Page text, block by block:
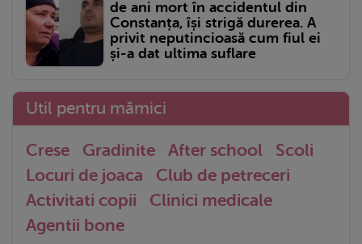
de ani mort în accidentul din
Constanța, își strigă durerea. A
privit neputincioasă cum fiul ei
și-a dat ultima suflare
Util pentru mămici
Crese Gradinite After school
Scoli
Locuri de joaca
Club de petreceri
Activitati copii
Clinici medicale
Agentii bone